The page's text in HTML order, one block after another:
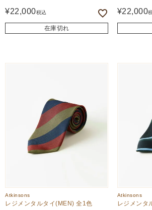
¥22,000税込
在庫切れ
¥22,000
Atkinsons
レジメンタルタイ(MEN) 全1色
Atkinsons
レジメンタ